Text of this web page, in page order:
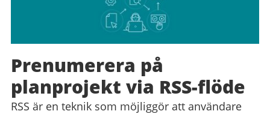
Prenumerera på
planprojekt via RSS-flöde
RSS är en teknik som möjliggör att användare